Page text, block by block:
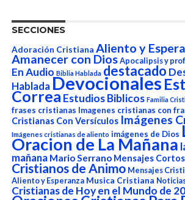
SECCIONES
Adoración Cristiana Aliento y
Amanecer con Dios Apocalipsis y
En Audio Biblia Hablada destacado
HabladaDevocionales
Correa Estudios Biblicos Familia
frases cristianas Imagenes cristianas con
Cristianas Con Versículos Imágenes
Imágenes cristianas de aliento imágenes de Dios
Oracion de La Mañana
mañana Mario Serrano Mensajes Cortos
Cristianos de Animo Mensajes
Aliento y Esperanza Musica Cristiana
Cristianas de Hoy en el Mundo de